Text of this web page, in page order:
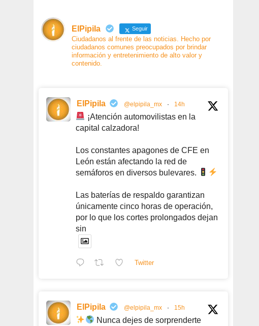
ElPipila Seguir
Ciudadanos al frente de las noticias. Hecho por
ciudadanos comunes preocupados por brindar
información y entretenimiento de alto valor y
contenido.
ElPipila @elpipila_mx · 14h
¡Atención automovilistas en la
capital calzadora!
Los constantes apagones de CFE en
León están afectando la red de
semáforos en diversos bulevares.
Las baterías de respaldo garantizan
únicamente cinco horas de operación,
por lo que los cortes prolongados dejan
sin
Twitter
ElPipila @elpipila_mx · 15h
Nunca dejes de sorprenderte